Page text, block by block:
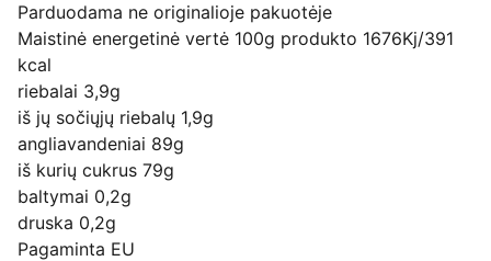
Parduodama ne originalioje pakuotėje
Maistinė energetinė vertė 100g produkto 1676Kj/391
kcal
riebalai 3,9g
iš jų sočiųjų riebalų 1,9g
angliavandeniai 89g
iš kurių cukrus 79g
baltymai 0,2g
druska 0,2g
Pagaminta EU